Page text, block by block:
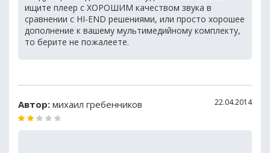
ищите плеер с ХОРОШИМ качеством звука в
сравнении с HI-END решениями, или просто хорошее
дополнение к вашему мультимедийному комплекту,
то берите не пожалеете.
Автор: михаил гребенников 22.04.2014